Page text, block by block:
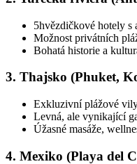
5hvězdičkové hotely s
Možnost privátních
Bohatá historie a
3. Thajsko (Phuket,
Exkluzivní plážové
Levná, ale vynikající
Úžasné masáže,
4. Mexiko (Playa del